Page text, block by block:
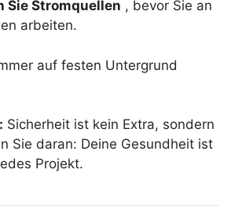
Sie Stromquellen , bevor Sie an
arbeiten.
auf festen Untergrund
Sicherheit ist kein Extra, sondern
Sie daran: Deine Gesundheit ist
Projekt.